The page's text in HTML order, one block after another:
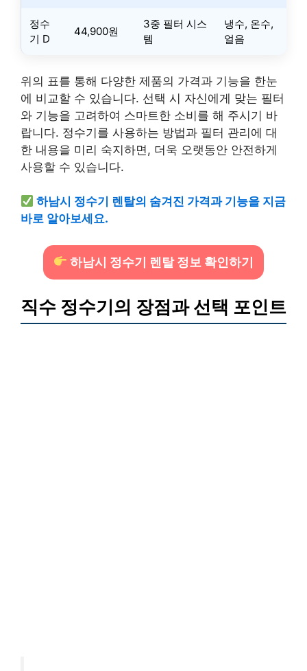
정수
기 D
44,900원
3중 필터 시스
템
냉수, 온수,
얼음
위의 표를 통해 다양한 제품의 가격과 기능을 한눈
에 비교할 수 있습니다. 선택 시 자신에게 맞는 필터
와 기능을 고려하여 스마트한 소비를 해 주시기 바
랍니다. 정수기를 사용하는 방법과 필터 관리에 대
한 내용을 미리 숙지하면, 더욱 오랫동안 안전하게
사용할 수 있습니다.
하남시 정수기 렌탈의 숨겨진 가격과 기능을 지금
바로 알아보세요.
하남시 정수기 렌탈 정보 확인하기
직수 정수기의 장점과 선택 포인트